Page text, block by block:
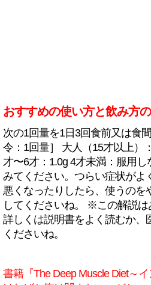
おすすめの使い方と飲み方
次の1回量を1日3回食前又は食
令：1回量］ 大人（15才以上）
才〜6才：1.0g 4才未満：服用
みてください。つらい症状がよ
悪くなったりしたら、使うのを
してくださいね。 ※この解説は
詳しくは説明書をよく読むか、
くださいね。
書籍『The Deep Muscle Diet～